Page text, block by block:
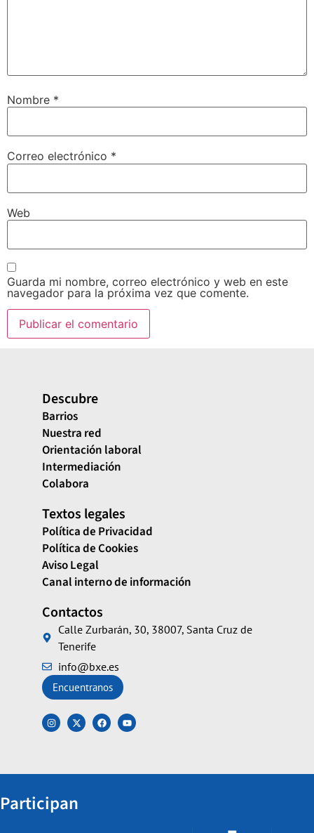
Nombre *
Correo electrónico *
Web
Guarda mi nombre, correo electrónico y web en este
navegador para la próxima vez que comente.
Descubre
Barrios
Nuestra red
Orientación laboral
Intermediación
Colabora
Textos legales
Política de Privacidad
Política de Cookies
Aviso Legal
Canal interno de información
Contactos
Calle Zurbarán, 30, 38007, Santa Cruz de
Tenerife
info@bxe.es
Encuentranos
Participan